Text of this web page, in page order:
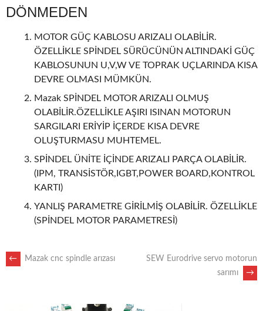
DÖNMEDEN
MOTOR GÜÇ KABLOSU ARIZALI OLABİLİR.
ÖZELLİKLE SPİNDEL SÜRÜCÜNÜN ALTINDAKİ GÜÇ
KABLOSUNUN U,V,W VE TOPRAK UÇLARINDA KISA
DEVRE OLMASI MÜMKÜN.
Mazak SPİNDEL MOTOR ARIZALI OLMUŞ
OLABİLİR.ÖZELLİKLE AŞIRI ISINAN MOTORUN
SARGILARI ERİYİP İÇERDE KISA DEVRE
OLUŞTURMASU MUHTEMEL.
SPİNDEL ÜNİTE İÇİNDE ARIZALI PARÇA OLABİLİR.
(IPM, TRANSİSTÖR,IGBT,POWER BOARD,KONTROL
KARTI)
YANLIŞ PARAMETRE GİRİLMİŞ OLABİLİR. ÖZELLİKLE
(SPİNDEL MOTOR PARAMETRESİ)
POST
NAVIGATION
← Mazak cnc spindle arızası
SEW Eurodrive servo motorun
sarımı
→